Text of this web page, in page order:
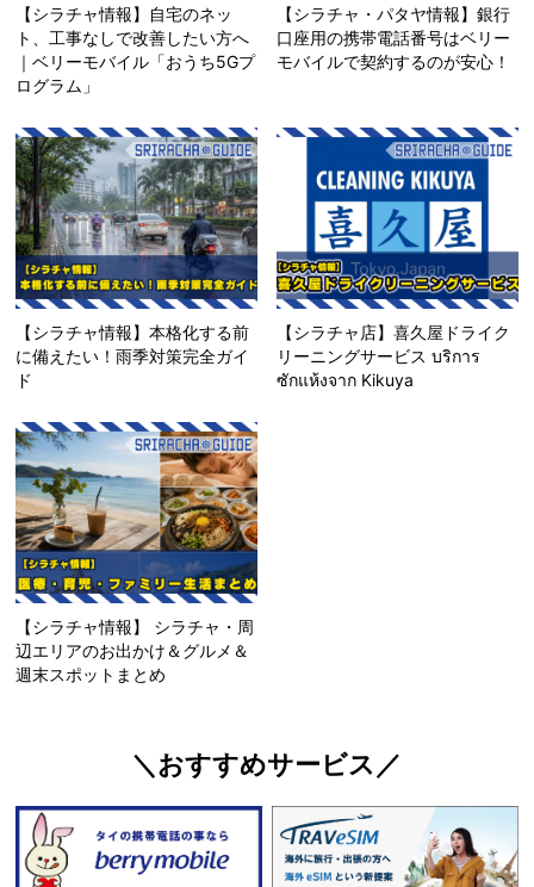
【シラチャ情報】自宅のネッ
ト、工事なしで改善したい方へ
｜ベリーモバイル「おうち5Gプ
ログラム」
【シラチャ・パタヤ情報】銀行
口座用の携帯電話番号はベリー
モバイルで契約するのが安心！
【シラチャ情報】本格化する前
に備えたい！雨季対策完全ガイ
ド
【シラチャ店】喜久屋ドライク
リーニングサービス บริการ
ซักแห้งจาก Kikuya
【シラチャ情報】 シラチャ・周
辺エリアのお出かけ＆グルメ＆
週末スポットまとめ
＼おすすめサービス／